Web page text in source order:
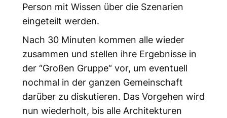
Person mit Wissen über die Szenarien
eingeteilt werden.
Nach 30 Minuten kommen alle wieder
zusammen und stellen ihre Ergebnisse in
der “Großen Gruppe“ vor, um eventuell
nochmal in der ganzen Gemeinschaft
darüber zu diskutieren. Das Vorgehen wird
nun wiederholt, bis alle Architekturen